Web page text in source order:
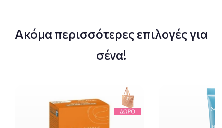
Ακόμα περισσότερες επιλογές για
σένα!